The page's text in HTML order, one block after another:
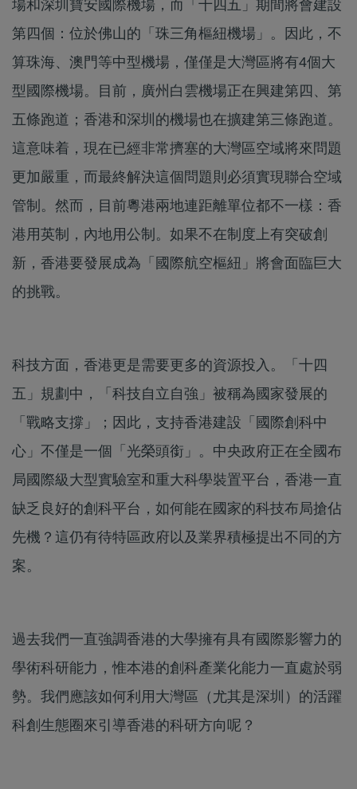
場和深圳寶安國際機場，而「十四五」期間將會建設
第四個：位於佛山的「珠三角樞紐機場」。因此，不
算珠海、澳門等中型機場，僅僅是大灣區將有4個大
型國際機場。目前，廣州白雲機場正在興建第四、第
五條跑道；香港和深圳的機場也在擴建第三條跑道。
這意味着，現在已經非常擠塞的大灣區空域將來問題
更加嚴重，而最終解決這個問題則必須實現聯合空域
管制。然而，目前粵港兩地連距離單位都不一樣：香
港用英制，內地用公制。如果不在制度上有突破創
新，香港要發展成為「國際航空樞紐」將會面臨巨大
的挑戰。
科技方面，香港更是需要更多的資源投入。「十四
五」規劃中，「科技自立自強」被稱為國家發展的
「戰略支撐」；因此，支持香港建設「國際創科中
心」不僅是一個「光榮頭銜」。中央政府正在全國布
局國際級大型實驗室和重大科學裝置平台，香港一直
缺乏良好的創科平台，如何能在國家的科技布局搶佔
先機？這仍有待特區政府以及業界積極提出不同的方
案。
過去我們一直強調香港的大學擁有具有國際影響力的
學術科研能力，惟本港的創科產業化能力一直處於弱
勢。我們應該如何利用大灣區（尤其是深圳）的活躍
科創生態圈來引導香港的科研方向呢？